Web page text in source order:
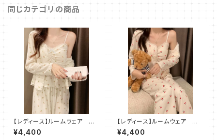
同じカテゴリの商品
【レディース】ルームウェア 小
花柄 パジャマ 部屋着 3点
セット
¥4,400
【レディース】ルームウェア チェ
リー柄 パジャマ 部屋着 3
点セット
¥4,400